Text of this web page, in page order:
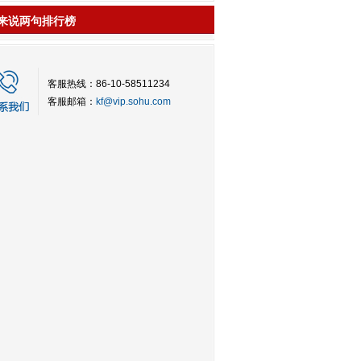
说两句排行榜
客服热线：86-10-58511234
客服邮箱： kf@vip.sohu.com